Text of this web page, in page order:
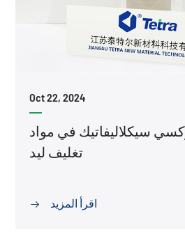
Oct 22, 2024
سيكلاليفاتيك في مواد
تغليف ليد
 اقرأ المزيد